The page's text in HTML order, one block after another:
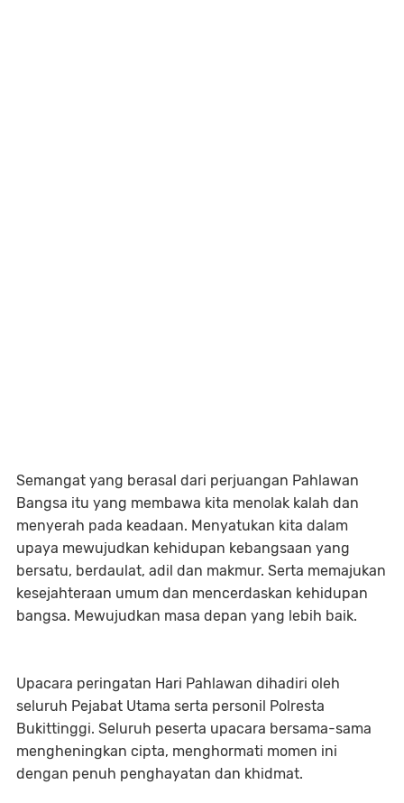
Semangat yang berasal dari perjuangan Pahlawan
Bangsa itu yang membawa kita menolak kalah dan
menyerah pada keadaan. Menyatukan kita dalam
upaya mewujudkan kehidupan kebangsaan yang
bersatu, berdaulat, adil dan makmur. Serta memajukan
kesejahteraan umum dan mencerdaskan kehidupan
bangsa. Mewujudkan masa depan yang lebih baik.
Upacara peringatan Hari Pahlawan dihadiri oleh
seluruh Pejabat Utama serta personil Polresta
Bukittinggi. Seluruh peserta upacara bersama-sama
mengheningkan cipta, menghormati momen ini
dengan penuh penghayatan dan khidmat.